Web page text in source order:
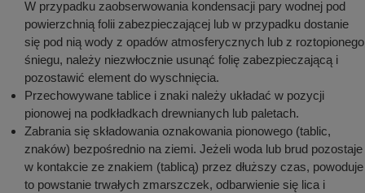
W przypadku zaobserwowania kondensacji pary wodnej pod
powierzchnią folii zabezpieczającej lub w przypadku dostanie
się pod nią wody z opadów atmosferycznych lub z roztopionego
śniegu, należy niezwłocznie usunąć folię zabezpieczającą i
pozostawić element do wyschnięcia.
Przechowywane tablice i znaki należy układać w pozycji
pionowej na podkładkach drewnianych lub paletach.
Zabrania się składowania oznakowania pionowego (tablic,
znaków) bezpośrednio na ziemi. Jeżeli woda lub brud pozostaje
w kontakcie ze znakiem (tablicą) przez dłuższy czas, powoduje
to powstanie trwałych zmarszczek, odbarwienie się lica i